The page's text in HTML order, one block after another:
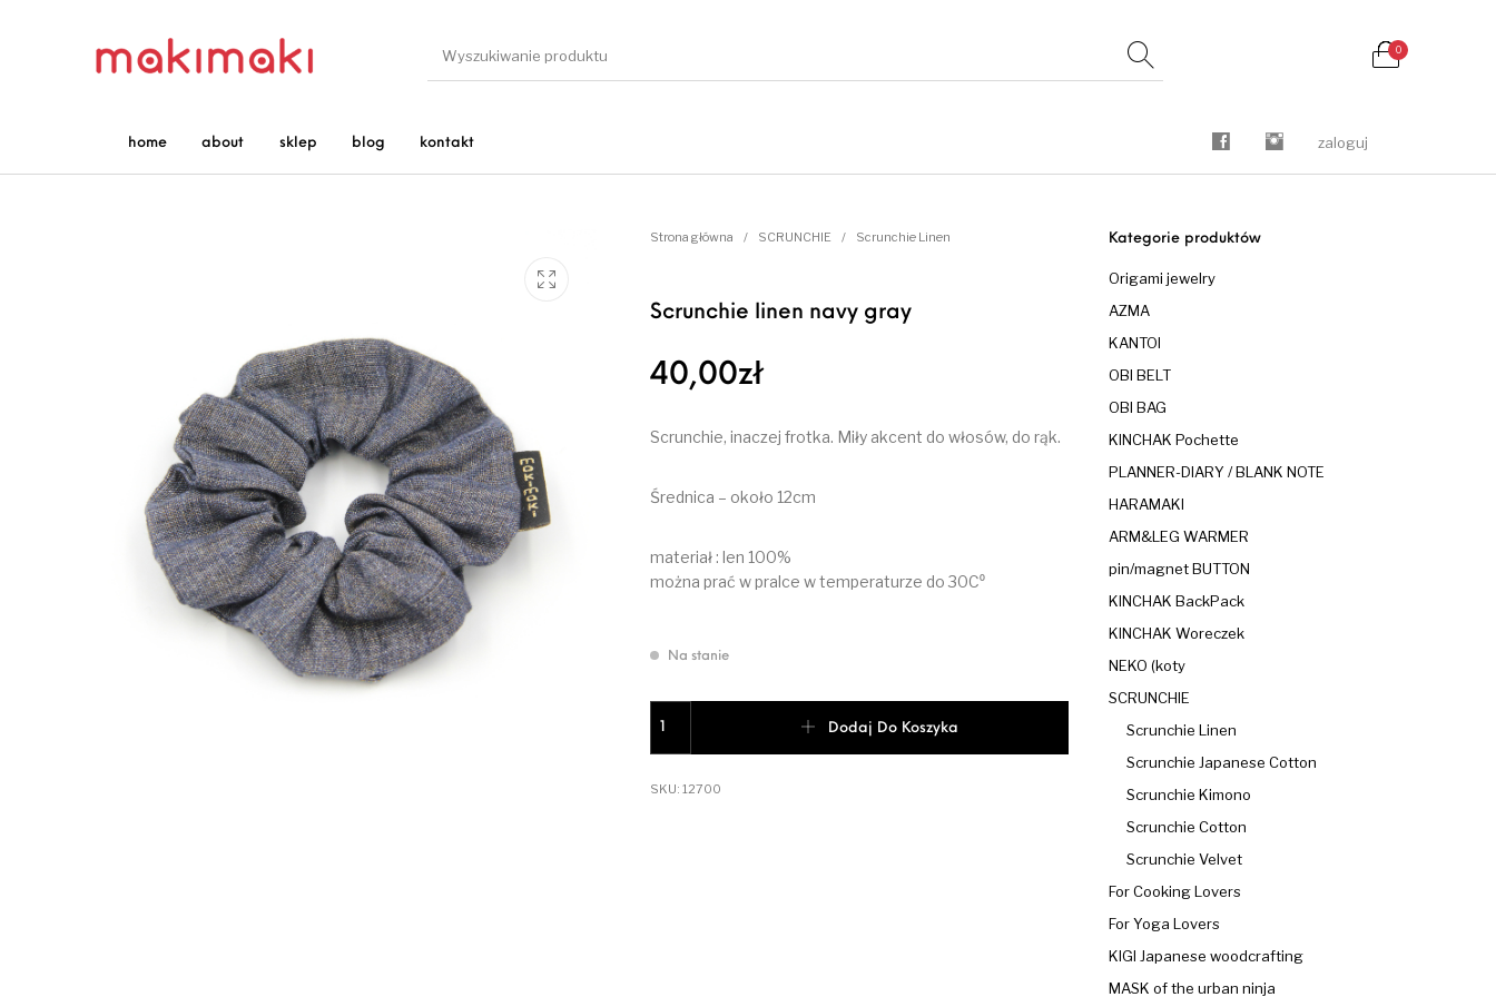
0
home about sklep blog kontakt
b
i
n
s
zaloguj
Strona główna / SCRUNCHIE / Scrunchie Linen
Scrunchie linen navy gray
40,00zł
Scrunchie, inaczej frotka. Miły akcent do włosów, do rąk.
Średnica – około 12cm
materiał : len 100%
można prać w pralce w temperaturze do 30C⁰
Na stanie
Dodaj Do Koszyka
SKU: 12700
Kategorie produktów
Origami jewelry
AZMA
KANTOI
OBI BELT
OBI BAG
KINCHAK Pochette
PLANNER-DIARY / BLANK NOTE
HARAMAKI
ARM&LEG WARMER
pin/magnet BUTTON
KINCHAK BackPack
KINCHAK Woreczek
NEKO (koty
SCRUNCHIE
Scrunchie Linen
Scrunchie Japanese Cotton
Scrunchie Kimono
Scrunchie Cotton
Scrunchie Velvet
For Cooking Lovers
For Yoga Lovers
KIGI Japanese woodcrafting
MASK of the urban ninja